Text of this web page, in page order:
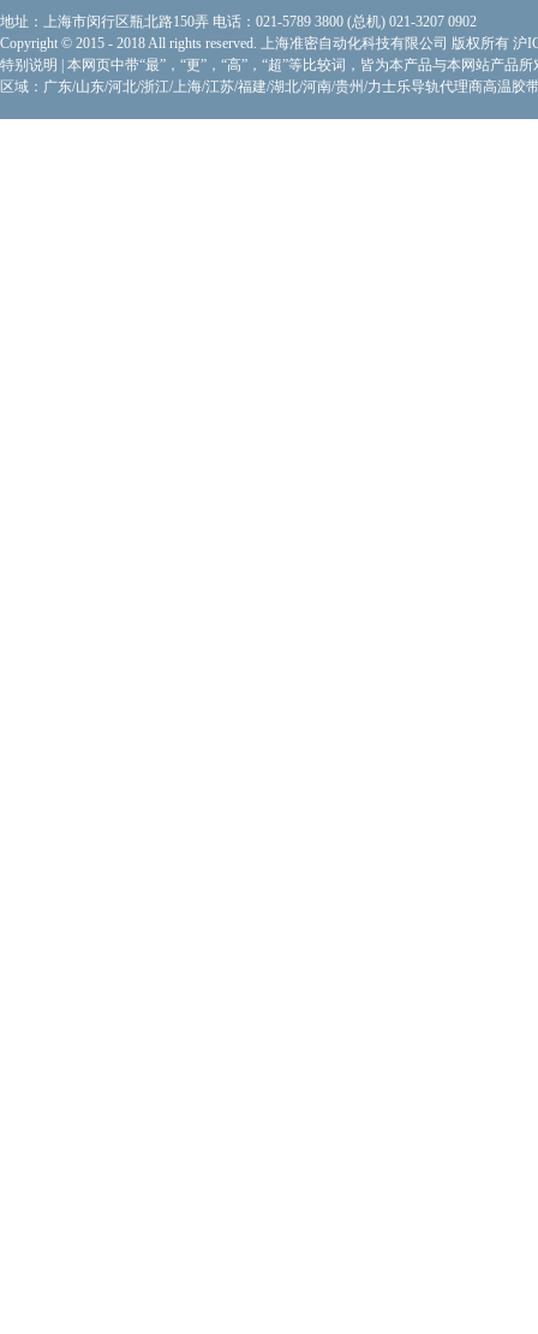
地址：上海市闵行区瓶北路150弄 电话：021-5789 3800 (总机) 021-3207 0902
Copyright © 2015 - 2018 All rights reserved. 上海准密自动化科技有限公司 版权所有 沪
特别说明
本网页中带“最”，“更”，“高”，“超”等比较词，皆为本产品与本网站产品所
区域：广东/山东/河北/浙江/上海/江苏/福建/湖北/河南/贵州/力士乐导轨代理商高温胶